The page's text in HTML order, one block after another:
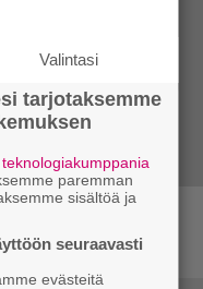
episodin
Valintasi
tarjotaksemme
paremman
sisältöä ja
seuraavasti
evästeitä